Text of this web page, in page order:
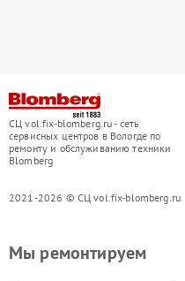
СЦ vol.fix-blomberg.ru - сеть
сервисных центров в Вологде по
ремонту и обслуживанию техники
Blomberg
2021-2026 © СЦ vol.fix-blomberg.ru
Мы ремонтируем